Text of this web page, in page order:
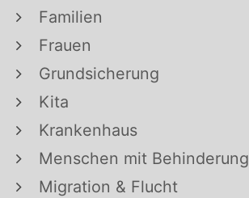
Familien
Frauen
Grundsicherung
Kita
Krankenhaus
Menschen mit Behinderung
Migration & Flucht